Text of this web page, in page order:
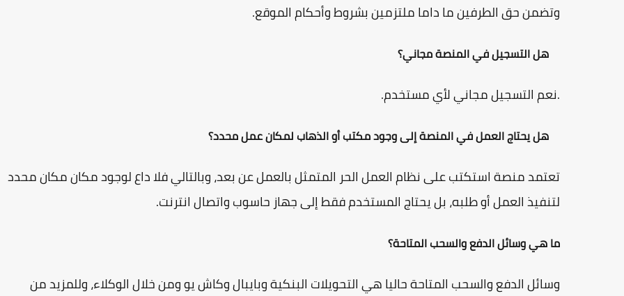
وتضمن حق الطرفين ما داما ملتزمين بشروط وأحكام الموقع.
هل التسجيل في المنصة مجاني؟
.نعم التسجيل مجاني لأي مستخدم.
هل يحتاج العمل في المنصة إلى وجود مكتب أو الذهاب لمكان عمل محدد؟
تعتمد منصة استكتب على نظام العمل الحر المتمثل بالعمل عن بعد، وبالتالي فلا داع لوجود مكان مكان محدد
لتنفيذ العمل أو طلبه، بل يحتاج المستخدم فقط إلى جهاز حاسوب واتصال انترنت.
ما هي وسائل الدفع والسحب المتاحة؟
وسائل الدفع والسحب المتاحة حاليا هي التحويلات البنكية وبايبال وكاش يو ومن خلال الوكلاء، وللمزيد من